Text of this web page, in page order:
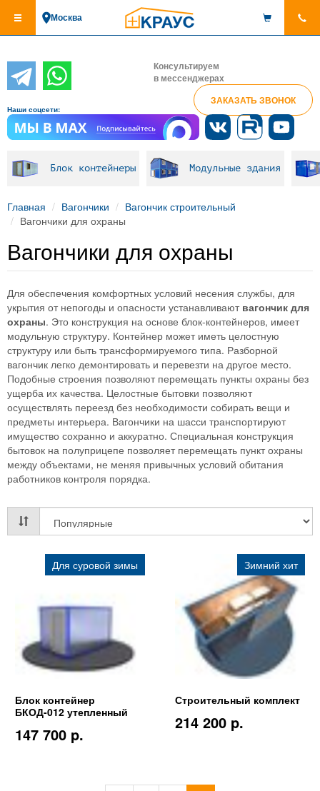
основному
Москва
Консультируем
в мессенджерах
ЗАКАЗАТЬ ЗВОНОК
Наши соцсети:
Блок контейнеры Модульные здания
Главная Вагончики
Вагончик строительный
Вагончики для охраны
Вагончики для охраны
Для обеспечения комфортных условий несения службы, для
укрытия от непогоды и опасности устанавливают вагончик для
охраны. Это конструкция на основе блок-контейнеров, имеет
модульную структуру. Контейнер может иметь целостную
структуру или быть трансформируемого типа. Разборной
вагончик легко демонтировать и перевезти на другое место.
Подобные строения позволяют перемещать пункты охраны без
ущерба их качества. Целостные бытовки позволяют
осуществлять переезд без необходимости собирать вещи и
предметы интерьера. Вагончики на шасси транспортируют
имущество сохранно и аккуратно. Специальная конструкция
бытовок на полуприцепе позволяет перемещать пункт охраны
между объектами, не меняя привычных условий обитания
работников контроля порядка.
Для суровой зимы
Блок контейнер
БКОД-012 утепленный
147 700 p.
Зимний хит
Строительный комплект
214 200 p.